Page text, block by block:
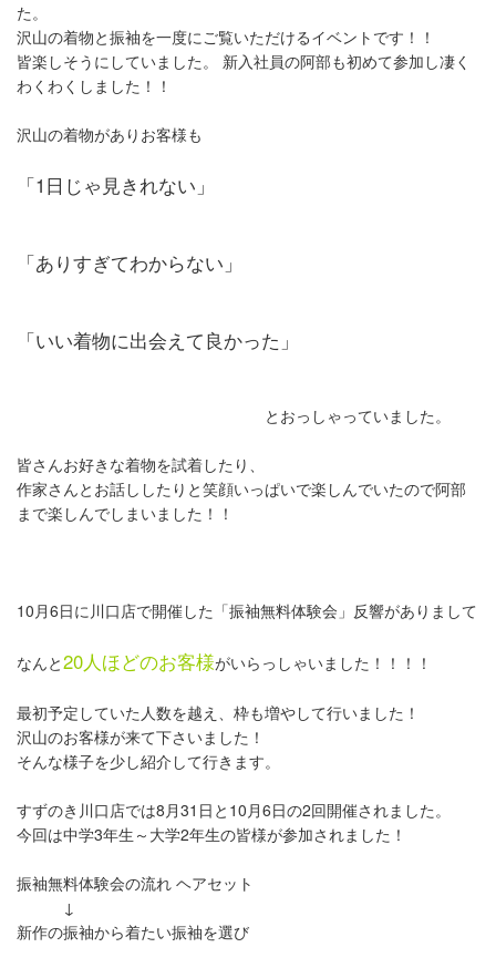
た。
沢山の着物と振袖を一度にご覧いただけるイベントです！！
皆楽しそうにしていました。 新入社員の阿部も初めて参加し凄く
わくわくしました！！
沢山の着物がありお客様も
「1日じゃ見きれない」
「ありすぎてわからない」
「いい着物に出会えて良かった」
とおっしゃっていました。
皆さんお好きな着物を試着したり、
作家さんとお話ししたりと笑顔いっぱいで楽しんでいたので阿部
まで楽しんでしまいました！！
10月6日に川口店で開催した「振袖無料体験会」反響がありまして
なんと20人ほどのお客様がいらっしゃいました！！！！
最初予定していた人数を越え、枠も増やして行いました！
沢山のお客様が来て下さいました！
そんな様子を少し紹介して行きます。
すずのき川口店では8月31日と10月6日の2回開催されました。
今回は中学3年生～大学2年生の皆様が参加されました！
振袖無料体験会の流れ ヘアセット
↓
新作の振袖から着たい振袖を選び